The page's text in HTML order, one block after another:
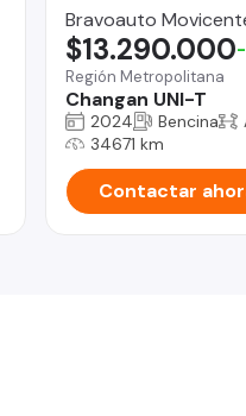
Bravoauto
Región Metropolitana
Changan UNI-T
$13.290.000
2024 Bencina
34671 km
Contactar